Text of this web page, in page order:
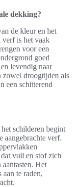
dekking?
de kleur en het
is het vaak
voor een
goed
levendig naar
zowel droogtijden als
een schitterend
schilderen begint
aangebrachte verf.
vuil en stof zich
Het
te raden,